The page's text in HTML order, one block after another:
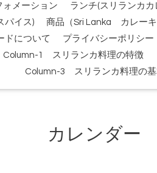
ォメーション ランチ(スリランカカ
イス) 商品（Sri Lanka カレーキ
ドについて プライバシーポリシー
Column-1 スリランカ料理の特徴
Column-3 スリランカ料理の基
カレンダー